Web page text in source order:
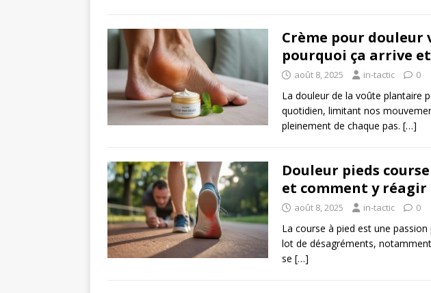
Crème pour
pourquoi ça arrive
août 8, 2025 in-tactic 0
La douleur de la voûte plantaire
quotidien, limitant nos
pleinement de chaque pas. […]
Douleur pieds
et comment y réagir
août 8, 2025 in-tactic 0
La course à pied est une
lot de désagréments,
se […]